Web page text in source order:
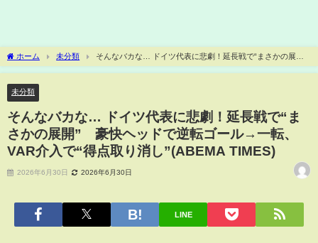
ホーム 未分類
そんなバカな… ドイツ代表に悲劇！延長戦で“まさかの展
開” 豪快ヘッドで逆転ゴール→一転、VAR介入で“得点取り消し”(ABEMA TIMES)
未分類
そんなバカな… ドイツ代表に悲劇！延長戦で“ま
さかの展開” 豪快ヘッドで逆転ゴール→一転、
VAR介入で“得点取り消し”(ABEMA TIMES)
2026年6月30日 2026年6月30日
LINE